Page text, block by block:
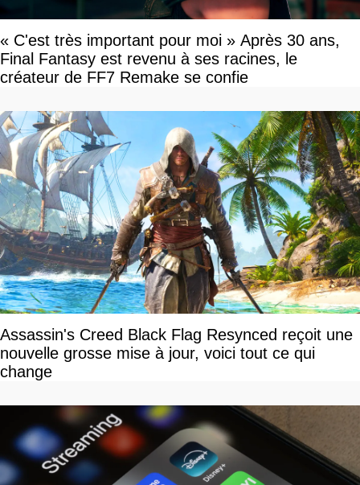
« C'est très important pour moi » Après 30 ans,
Final Fantasy est revenu à ses racines, le
créateur de FF7 Remake se confie
Assassin's Creed Black Flag Resynced reçoit une
nouvelle grosse mise à jour, voici tout ce qui
change